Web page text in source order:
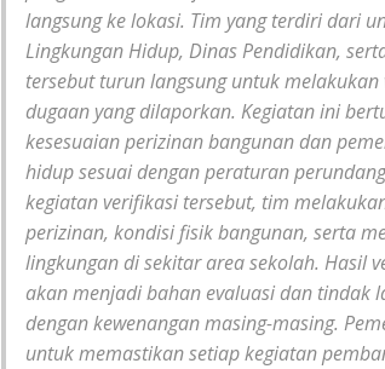
langsung ke lokasi. Tim yang terdiri dari
Lingkungan Hidup, Dinas Pendidikan,
tersebut turun langsung untuk
dugaan yang dilaporkan. Kegiatan ini
kesesuaian perizinan bangunan dan
hidup sesuai dengan peraturan
kegiatan verifikasi tersebut, tim
perizinan, kondisi fisik bangunan, serta
lingkungan di sekitar area sekolah. Hasil
akan menjadi bahan evaluasi dan tindak
dengan kewenangan masing-masing.
untuk memastikan setiap kegiatan